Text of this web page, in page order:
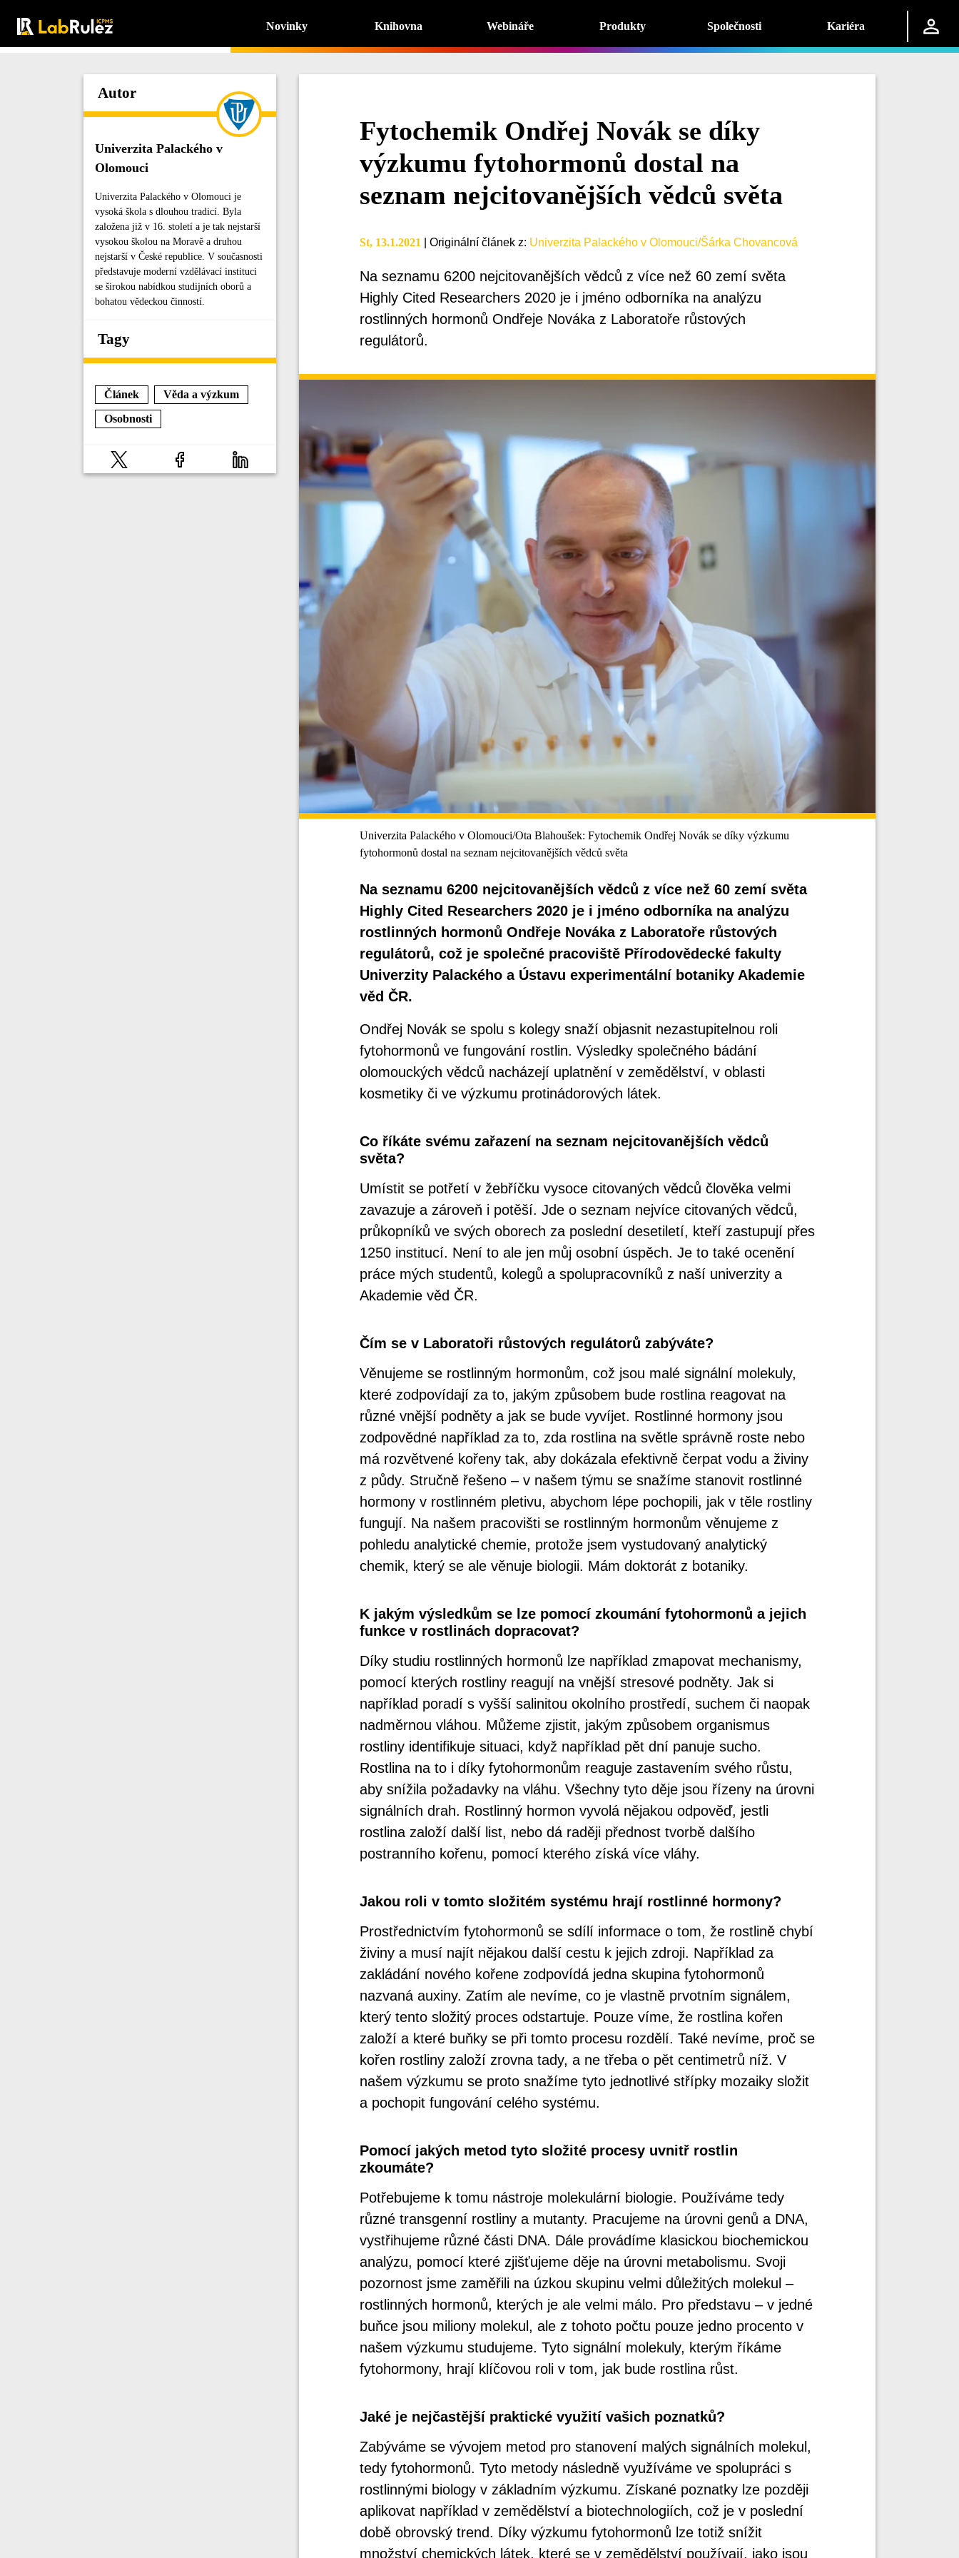
Novinky Knihovna Webináře Produkty Společnosti Kariéra
Autor
Univerzita Palackého v
Olomouci
Univerzita Palackého v Olomouci je
vysoká škola s dlouhou tradicí. Byla
založena již v 16. století a je tak nejstarší
vysokou školou na Moravě a druhou
nejstarší v České republice. V současnosti
představuje moderní vzdělávací instituci
se širokou nabídkou studijních oborů a
bohatou vědeckou činností.
Tagy
Článek
Věda a výzkum
Osobnosti
Fytochemik Ondřej Novák se díky
výzkumu fytohormonů dostal na
seznam nejcitovanějších vědců světa
St, 13.1.2021 Originální článek z: Univerzita Palackého v Olomouci/Šárka Chovancová
Na seznamu 6200 nejcitovanějších vědců z více než 60 zemí světa
Highly Cited Researchers 2020 je i jméno odborníka na analýzu
rostlinných hormonů Ondřeje Nováka z Laboratoře růstových
regulátorů.
Univerzita Palackého v Olomouci/Ota Blahoušek: Fytochemik Ondřej Novák se díky výzkumu
fytohormonů dostal na seznam nejcitovanějších vědců světa
Na seznamu 6200 nejcitovanějších vědců z více než 60 zemí světa
Highly Cited Researchers 2020 je i jméno odborníka na analýzu
rostlinných hormonů Ondřeje Nováka z Laboratoře růstových
regulátorů, což je společné pracoviště Přírodovědecké fakulty
Univerzity Palackého a Ústavu experimentální botaniky Akademie
věd ČR.
Ondřej Novák se spolu s kolegy snaží objasnit nezastupitelnou roli
fytohormonů ve fungování rostlin. Výsledky společného bádání
olomouckých vědců nacházejí uplatnění v zemědělství, v oblasti
kosmetiky či ve výzkumu protinádorových látek.
Co říkáte svému zařazení na seznam nejcitovanějších vědců
světa?
Umístit se potřetí v žebříčku vysoce citovaných vědců člověka velmi
zavazuje a zároveň i potěší. Jde o seznam nejvíce citovaných vědců,
průkopníků ve svých oborech za poslední desetiletí, kteří zastupují přes
1250 institucí. Není to ale jen můj osobní úspěch. Je to také ocenění
práce mých studentů, kolegů a spolupracovníků z naší univerzity a
Akademie věd ČR.
Čím se v Laboratoři růstových regulátorů zabýváte?
Věnujeme se rostlinným hormonům, což jsou malé signální molekuly,
které zodpovídají za to, jakým způsobem bude rostlina reagovat na
různé vnější podněty a jak se bude vyvíjet. Rostlinné hormony jsou
zodpovědné například za to, zda rostlina na světle správně roste nebo
má rozvětvené kořeny tak, aby dokázala efektivně čerpat vodu a živiny
z půdy. Stručně řešeno – v našem týmu se snažíme stanovit rostlinné
hormony v rostlinném pletivu, abychom lépe pochopili, jak v těle rostliny
fungují. Na našem pracovišti se rostlinným hormonům věnujeme z
pohledu analytické chemie, protože jsem vystudovaný analytický
chemik, který se ale věnuje biologii. Mám doktorát z botaniky.
K jakým výsledkům se lze pomocí zkoumání fytohormonů a jejich
funkce v rostlinách dopracovat?
Díky studiu rostlinných hormonů lze například zmapovat mechanismy,
pomocí kterých rostliny reagují na vnější stresové podněty. Jak si
například poradí s vyšší salinitou okolního prostředí, suchem či naopak
nadměrnou vláhou. Můžeme zjistit, jakým způsobem organismus
rostliny identifikuje situaci, když například pět dní panuje sucho.
Rostlina na to i díky fytohormonům reaguje zastavením svého růstu,
aby snížila požadavky na vláhu. Všechny tyto děje jsou řízeny na úrovni
signálních drah. Rostlinný hormon vyvolá nějakou odpověď, jestli
rostlina založí další list, nebo dá raději přednost tvorbě dalšího
postranního kořenu, pomocí kterého získá více vláhy.
Jakou roli v tomto složitém systému hrají rostlinné hormony?
Prostřednictvím fytohormonů se sdílí informace o tom, že rostlině chybí
živiny a musí najít nějakou další cestu k jejich zdroji. Například za
zakládání nového kořene zodpovídá jedna skupina fytohormonů
nazvaná auxiny. Zatím ale nevíme, co je vlastně prvotním signálem,
který tento složitý proces odstartuje. Pouze víme, že rostlina kořen
založí a které buňky se při tomto procesu rozdělí. Také nevíme, proč se
kořen rostliny založí zrovna tady, a ne třeba o pět centimetrů níž. V
našem výzkumu se proto snažíme tyto jednotlivé střípky mozaiky složit
a pochopit fungování celého systému.
Pomocí jakých metod tyto složité procesy uvnitř rostlin
zkoumáte?
Potřebujeme k tomu nástroje molekulární biologie. Používáme tedy
různé transgenní rostliny a mutanty. Pracujeme na úrovni genů a DNA,
vystřihujeme různé části DNA. Dále provádíme klasickou biochemickou
analýzu, pomocí které zjišťujeme děje na úrovni metabolismu. Svoji
pozornost jsme zaměřili na úzkou skupinu velmi důležitých molekul –
rostlinných hormonů, kterých je ale velmi málo. Pro představu – v jedné
buňce jsou miliony molekul, ale z tohoto počtu pouze jedno procento v
našem výzkumu studujeme. Tyto signální molekuly, kterým říkáme
fytohormony, hrají klíčovou roli v tom, jak bude rostlina růst.
Jaké je nejčastější praktické využití vašich poznatků?
Zabýváme se vývojem metod pro stanovení malých signálních molekul,
tedy fytohormonů. Tyto metody následně využíváme ve spolupráci s
rostlinnými biology v základním výzkumu. Získané poznatky lze později
aplikovat například v zemědělství a biotechnologiích, což je v poslední
době obrovský trend. Díky výzkumu fytohormonů lze totiž snížit
množství chemických látek, které se v zemědělství používají, jako jsou